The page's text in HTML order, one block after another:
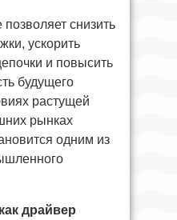
снизить
ускорить
и повысить
будущего
растущей
рынках
одним из
драйвер